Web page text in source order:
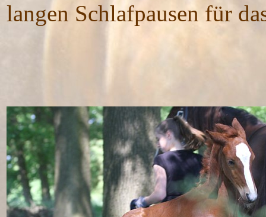
langen Schlafpausen für